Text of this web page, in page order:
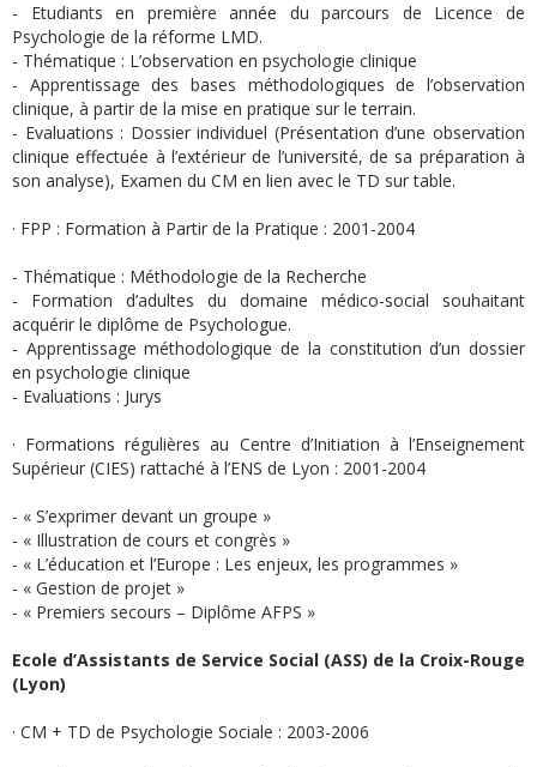
- Etudiants en première année du parcours de Licence de
Psychologie de la réforme LMD.
- Thématique : L’observation en psychologie clinique
- Apprentissage des bases méthodologiques de l’observation
clinique, à partir de la mise en pratique sur le terrain.
- Evaluations : Dossier individuel (Présentation d’une observation
clinique effectuée à l’extérieur de l’université, de sa préparation à
son analyse), Examen du CM en lien avec le TD sur table.
· FPP : Formation à Partir de la Pratique : 2001-2004
- Thématique : Méthodologie de la Recherche
- Formation d’adultes du domaine médico-social souhaitant
acquérir le diplôme de Psychologue.
- Apprentissage méthodologique de la constitution d’un dossier
en psychologie clinique
- Evaluations : Jurys
· Formations régulières au Centre d’Initiation à l’Enseignement
Supérieur (CIES) rattaché à l’ENS de Lyon : 2001-2004
- « S’exprimer devant un groupe »
- « Illustration de cours et congrès »
- « L’éducation et l’Europe : Les enjeux, les programmes »
- « Gestion de projet »
- « Premiers secours – Diplôme AFPS »
Ecole d’Assistants de Service Social (ASS) de la Croix-Rouge
(Lyon)
· CM + TD de Psychologie Sociale : 2003-2006